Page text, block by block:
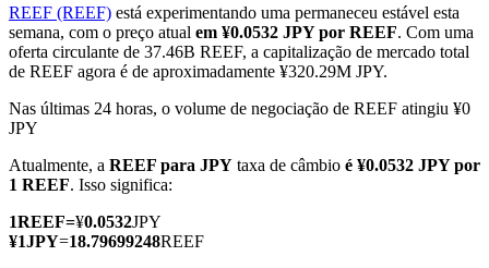
Futuros COIN-M
Futuros de criptomoeda
Derivativos de ações, câmbio, metais preciosos e commodities
REEF (REEF) está experimentando uma permaneceu estável esta
semana, com o preço atual em ¥0.0532 JPY por REEF. Com uma
oferta circulante de 37.46B REEF, a capitalização de mercado total
de REEF agora é de aproximadamente ¥320.29M JPY.
Nas últimas 24 horas, o volume de negociação de REEF atingiu ¥0
JPY
Atualmente, a REEF para JPY taxa de câmbio é ¥0.0532 JPY por
1 REEF. Isso significa:
1REEF=¥0.0532JPY
¥1JPY=18.79699248REEF